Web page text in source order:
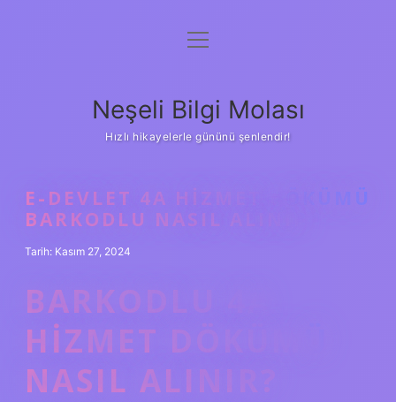
Anasayfa
Yasal Uyarı
menüyü
Neşeli Bilgi Molası
Hızlı hikayelerle gününü şenlendir!
E-DEVLET 4A HIZMET DÖKÜMÜ
BARKODLU NASIL ALINIR
Tarih: Kasım 27, 2024
BARKODLU 4A
HIZMET DÖKÜMÜ
NASIL ALINIR?